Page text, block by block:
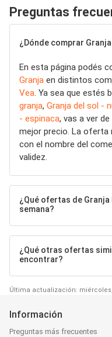
Preguntas
¿Dónde comprar
En esta página podés
Granja en distintos
Vea. Ya sea que estés
granja, Granja del sol -
- espinaca, vas a ver
mejor precio. La oferta
con el nombre del
validez.
¿Qué ofertas de
semana?
¿Qué otras ofertas
encontrar?
Última actualización:
Información
Preguntas más frecuentes